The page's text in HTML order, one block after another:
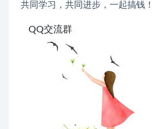
共同学习，共同进步，一起搞钱！
QQ交流群